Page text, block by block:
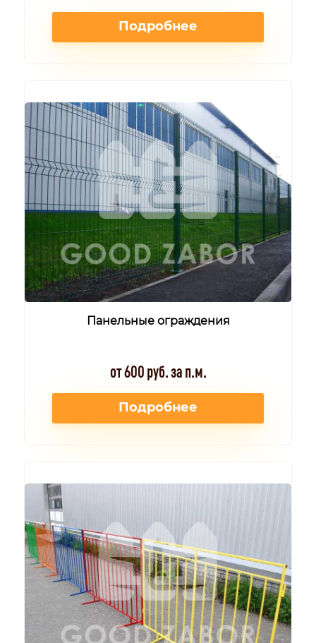
Подробнее
Панельные ограждения
от 600 руб. за п.м.
Подробнее